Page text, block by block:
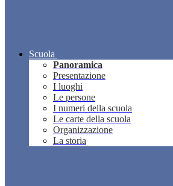
Scuola
Panoramica
Presentazione
I luoghi
Le persone
I numeri della scuola
Le carte della scuola
Organizzazione
La storia